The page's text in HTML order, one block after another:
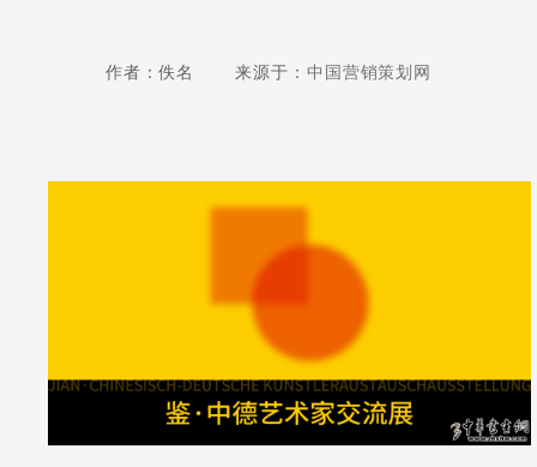
作者：佚名 来源于： 中国营销策划网